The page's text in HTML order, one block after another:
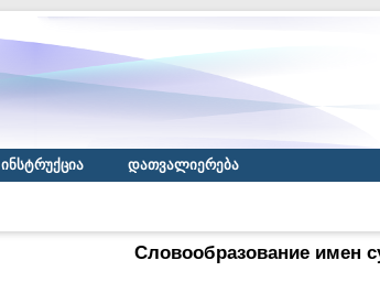
ინსტრუქცია დათვალიერება
Словообразование имен